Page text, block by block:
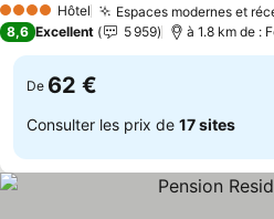
4 Étoiles Hôtel Espaces modernes et
8,6 Excellent 5 959 à 1.8 km de :
De 62 €
Consulter les prix de 17 sites